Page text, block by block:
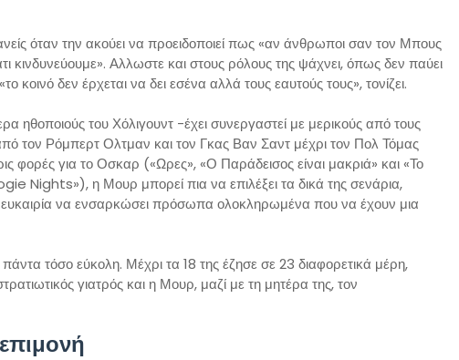
όταν την ακούει να προειδοποιεί πως «αν άνθρωποι σαν τον Μπους
κινδυνεύουμε». Αλλωστε και στους ρόλους της ψάχνει, όπως δεν παύει
κοινό δεν έρχεται να δει εσένα αλλά τους εαυτούς τους», τονίζει.
ηθοποιούς του Χόλιγουντ -έχει συνεργαστεί με μερικούς από τους
τον Ρόμπερτ Ολτμαν και τον Γκας Βαν Σαντ μέχρι τον Πολ Τόμας
φορές για το Οσκαρ («Ωρες», «Ο Παράδεισος είναι μακριά» και «Το
Nights»), η Μουρ μπορεί πια να επιλέξει τα δικά της σενάρια,
ευκαιρία να ενσαρκώσει πρόσωπα ολοκληρωμένα που να έχουν μια
τόσο εύκολη. Μέχρι τα 18 της έζησε σε 23 διαφορετικά μέρη,
γιατρός και η Μουρ, μαζί με τη μητέρα της, τον